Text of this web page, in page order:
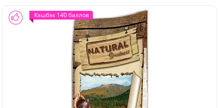
Кэшбэк 140 баллов